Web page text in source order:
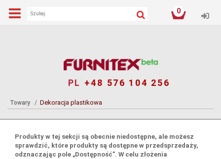
0
PL +48 576 104 256
Towary Dekoracja plastikowa
Produkty w tej sekcji są obecnie niedostępne, ale możesz
sprawdzić, które produkty są dostępne w przedsprzedaży,
odznaczając pole „Dostępność”. W celu złożenia